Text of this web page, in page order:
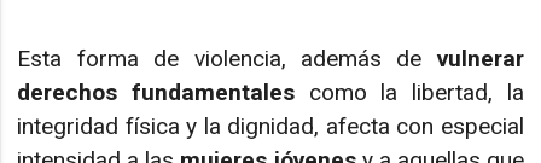
Esta forma de violencia, además devulnerar
derechos fundamentales como la libertad, la
integridad física y la dignidad, afecta con especial